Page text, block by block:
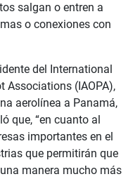
salgan o entren a
o conexiones con
del International
Associations (IAOPA),
aerolínea a Panamá,
que, “en cuanto al
importantes en el
que permitirán que
manera mucho más